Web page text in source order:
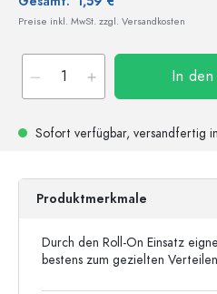
Preise inkl. MwSt. zzgl. Versandkosten
In
Sofort verfügbar, versandfertig
Produktmerkmale
Durch den Roll-On Einsatz
bestens zum gezielten